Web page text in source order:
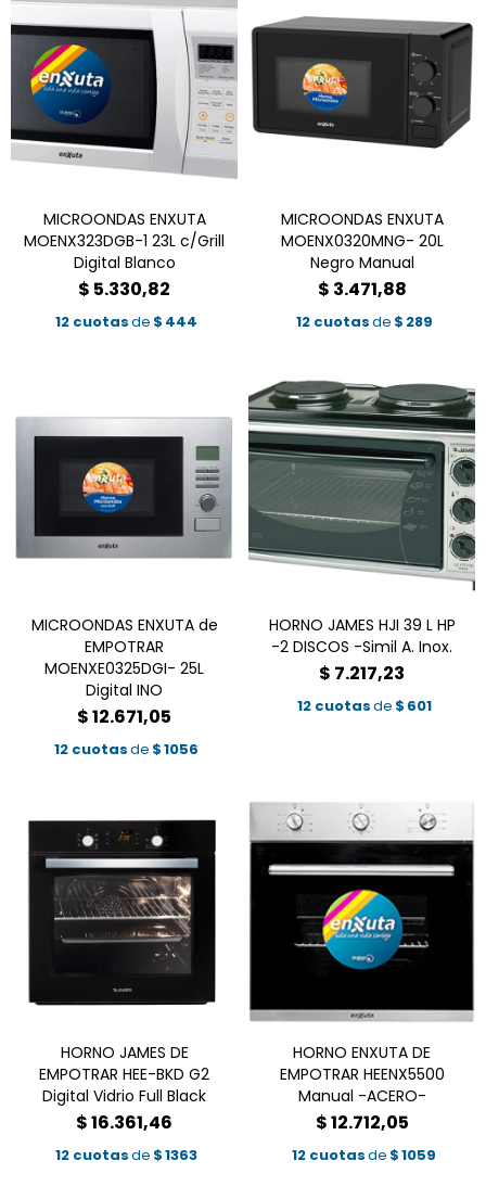
MICROONDAS ENXUTA
MOENX323DGB-1 23L c/Grill
Digital Blanco
$ 5.330,82
12 cuotasde $ 444
MICROONDAS ENXUTA
MOENX0320MNG- 20L
Negro Manual
$ 3.471,88
12 cuotasde $ 289
MICROONDAS ENXUTA de
EMPOTRAR
MOENXE0325DGI- 25L
Digital INO
$12.671,05
12 cuotasde $1056
HORNO JAMES HJI 39 L HP
-2 DISCOS -Simil A. Inox.
$ 7.217,23
12 cuotasde $ 601
HORNO JAMES DE
EMPOTRAR HEE-BKD G2
Digital Vidrio Full Black
$16.361,46
12 cuotasde $1363
HORNO ENXUTA DE
EMPOTRAR HEENX5500
Manual -ACERO-
$12.712,05
12 cuotasde $1059